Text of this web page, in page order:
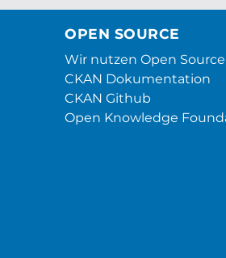
OPEN SOURCE
Wir nutzen Open Source
CKAN Dokumentation
CKAN Github
Open Knowledge